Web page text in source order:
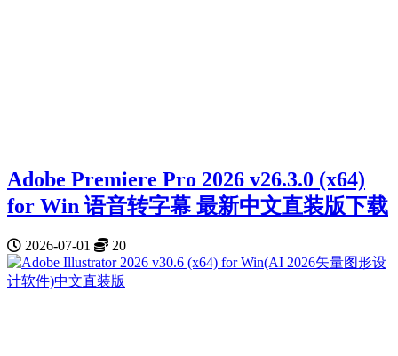
Adobe Premiere Pro 2026 v26.3.0 (x64)
for Win 语音转字幕 最新中文直装版下载
2026-07-01 20